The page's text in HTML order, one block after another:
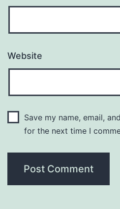
Website
Save my name, email,
for the next time I